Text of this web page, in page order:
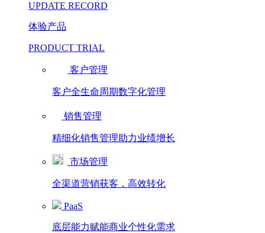
UPDATE RECORD
体验产品
PRODUCT TRIAL
客户管理
客户全生命周期数字化管理
销售管理
精细化销售管理助力业绩增长
市场管理
全渠道营销获客，高效转化
PaaS
底层能力赋能商业个性化需求